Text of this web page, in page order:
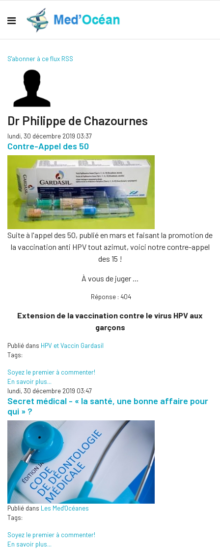
S'abonner à ce flux RSS
Dr Philippe de Chazournes
lundi, 30 décembre 2019 03:37
Contre-Appel des 50
Suite à l'appel des 50, publié en mars et faisant la promotion de
la vaccination anti HPV tout azimut, voici notre contre-appel
des 15 !
À vous de juger ...
Réponse : 404
Extension de la vaccination contre le virus HPV aux
garçons
Publié dans HPV et Vaccin Gardasil
Tags:
Soyez le premier à commenter!
En savoir plus...
lundi, 30 décembre 2019 03:47
Secret médical - « la santé, une bonne affaire pour
qui » ?
Publié dans Les Med'Océanes
Tags:
Soyez le premier à commenter!
En savoir plus...